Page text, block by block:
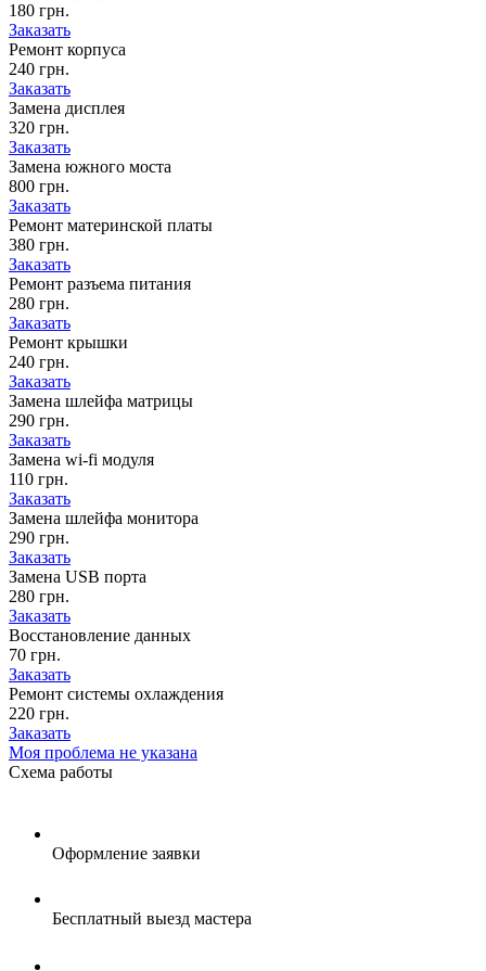
180 грн.
Заказать
Ремонт корпуса
240 грн.
Заказать
Замена дисплея
320 грн.
Заказать
Замена южного моста
800 грн.
Заказать
Ремонт материнской платы
380 грн.
Заказать
Ремонт разъема питания
280 грн.
Заказать
Ремонт крышки
240 грн.
Заказать
Замена шлейфа матрицы
290 грн.
Заказать
Замена wi-fi модуля
110 грн.
Заказать
Замена шлейфа монитора
290 грн.
Заказать
Замена USB порта
280 грн.
Заказать
Восстановление данных
70 грн.
Заказать
Ремонт системы охлаждения
220 грн.
Заказать
Моя проблема не указана
Схема работы
Оформление заявки
Бесплатный выезд мастера